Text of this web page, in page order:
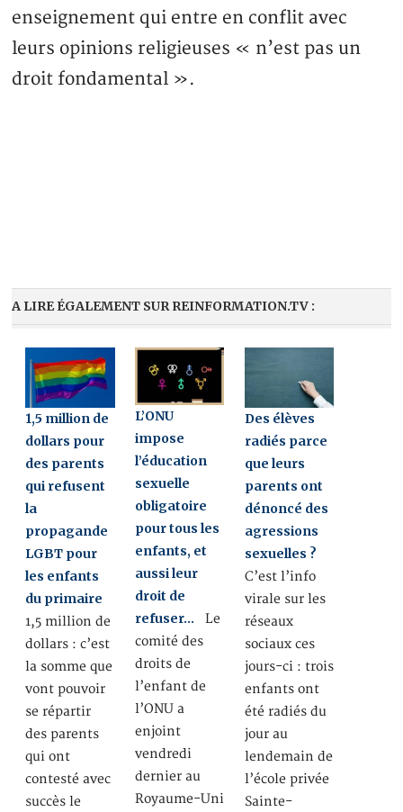
enseignement qui entre en conflit avec
leurs opinions religieuses « n’est pas un
droit fondamental ».
A LIRE ÉGALEMENT SUR REINFORMATION.TV :
1,5 million de
dollars pour
des parents
qui refusent
la
propagande
LGBT pour
les enfants
du primaire
1,5 million de
dollars : c’est
la somme que
vont pouvoir
se répartir
des parents
qui ont
contesté avec
succès le
L’ONU
impose
l’éducation
sexuelle
obligatoire
pour tous les
enfants, et
aussi leur
droit de
refuser… Le
comité des
droits de
l’enfant de
l’ONU a
enjoint
vendredi
dernier au
Royaume-Uni
Des élèves
radiés parce
que leurs
parents ont
dénoncé des
agressions
sexuelles ?
C’est l’info
virale sur les
réseaux
sociaux ces
jours-ci : trois
enfants ont
été radiés du
jour au
lendemain de
l’école privée
Sainte-